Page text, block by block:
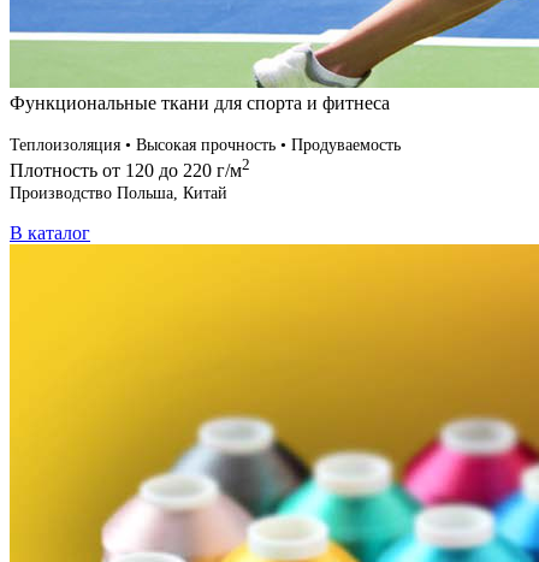
Функциональные ткани для спорта и фитнеса
Теплоизоляция • Высокая прочность • Продуваемость
Плотность от 120 до 220 г/м2
Производство Польша, Китай
В каталог